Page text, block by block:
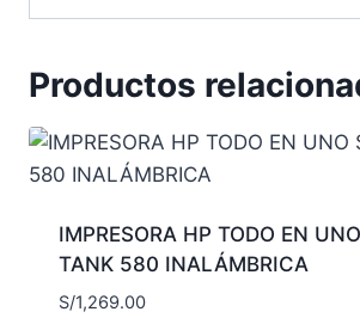
Productos
IMPRESORA HP TODO EN
TANK 580 INALÁMBRICA
S/1,269.00